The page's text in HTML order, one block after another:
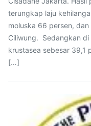
terungkap laju
moluska 66 persen,
Ciliwung. Sedangkan di
krustasea sebesar 39,1
[…]